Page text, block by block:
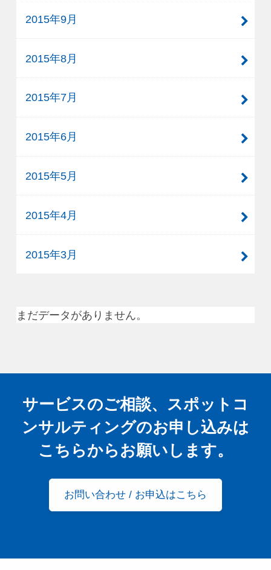
2015年9月
2015年8月
2015年7月
2015年6月
2015年5月
2015年4月
2015年3月
まだデータがありません。
サービスのご相談、スポットコ
ンサルティングのお申し込みは
こちらからお願いします。
お問い合わせ / お申込はこちら